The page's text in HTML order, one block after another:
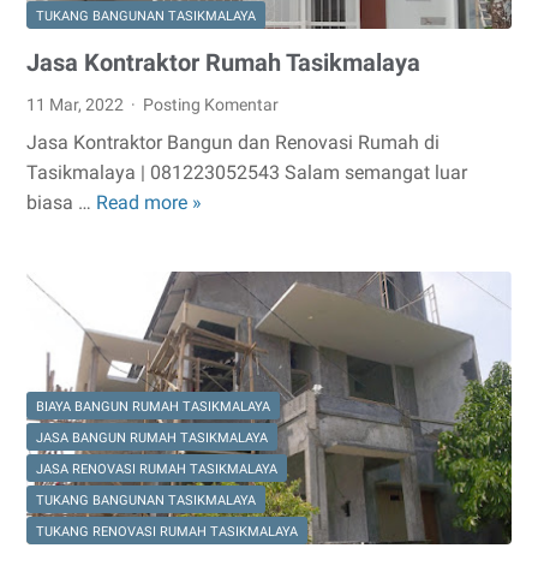
TUKANG BANGUNAN TASIKMALAYA
Jasa Kontraktor Rumah Tasikmalaya
11 Mar, 2022 Posting Komentar
Jasa Kontraktor Bangun dan Renovasi Rumah di
Tasikmalaya | 081223052543 Salam semangat luar
biasa … Read more »
Tasikmalaya
BIAYA BANGUN RUMAH TASIKMALAYA
JASA BANGUN RUMAH TASIKMALAYA
JASA RENOVASI RUMAH TASIKMALAYA
TUKANG BANGUNAN TASIKMALAYA
TUKANG RENOVASI RUMAH TASIKMALAYA